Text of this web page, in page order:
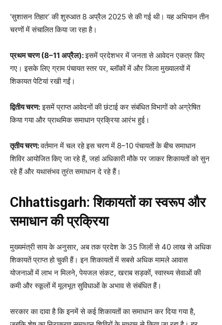
‘सुशासन तिहार’ की शुरुआत 8 अप्रैल 2025 से की गई थी। यह अभियान तीन
चरणों में संचालित किया जा रहा है।
प्रथम चरण (8–11 अप्रैल):इसमें प्रदेशभर में जनता से आवेदन एकत्र किए
गए। इसके लिए ग्राम पंचायत स्तर पर, ब्लॉकों में और जिला मुख्यालयों में
शिकायत पेटियां रखी गईं।
द्वितीय चरण:इसमें प्राप्त आवेदनों की छंटाई कर संबंधित विभागों को अग्रेषित
किया गया और प्राथमिक समाधान प्रक्रिया आरंभ हुई।
तृतीय चरण:वर्तमान में चल रहे इस चरण में 8–10 पंचायतों के बीच समाधान
शिविर आयोजित किए जा रहे हैं, जहां अधिकारी मौके पर जाकर शिकायतों को सुन
रहे हैं और यथासंभव तुरंत समाधान दे रहे हैं।
Chhattisgarh: शिकायतों का स्वरूप और
समाधान की प्रक्रिया
मुख्यमंत्री साय के अनुसार, अब तक प्रदेश के 35 जिलों से 40 लाख से अधिक
शिकायतें प्राप्त हो चुकी हैं। इन शिकायतों में सबसे अधिक मामले आवास
योजनाओं में लाभ न मिलने, पेयजल संकट, खराब सड़कों, स्वास्थ्य सेवाओं की
कमी और स्कूलों में मूलभूत सुविधाओं के अभाव से संबंधित हैं।
सरकार का दावा है कि इनमें से कई शिकायतों का समाधान कर दिया गया है,